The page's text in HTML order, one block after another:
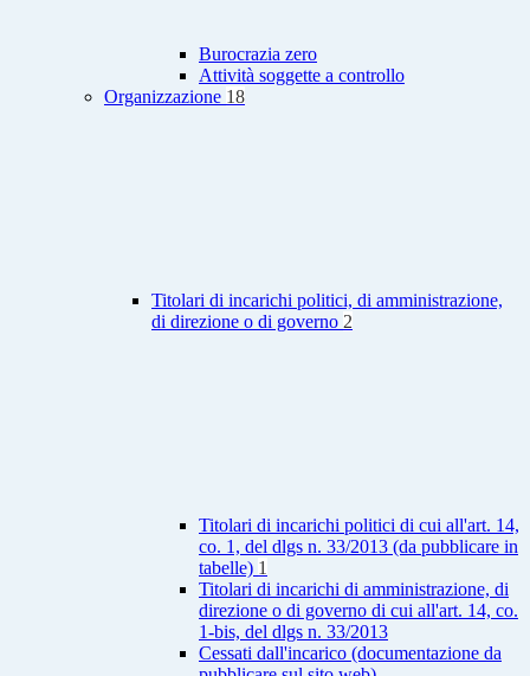
Burocrazia zero
Attività soggette a controllo
Organizzazione 18
Titolari di incarichi politici, di amministrazione,
di direzione o di governo 2
Titolari di incarichi politici di cui all'art. 14,
co. 1, del dlgs n. 33/2013 (da pubblicare in
tabelle) 1
Titolari di incarichi di amministrazione, di
direzione o di governo di cui all'art. 14, co.
1-bis, del dlgs n. 33/2013
Cessati dall'incarico (documentazione da